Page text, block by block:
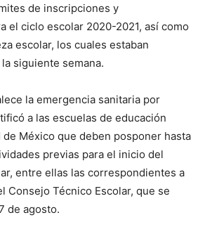
de inscripciones y
el ciclo escolar 2020-2021, así como
escolar, los cuales estaban
siguiente semana.
la emergencia sanitaria por
a las escuelas de educación
de México que deben posponer hasta
previas para el inicio del
entre ellas las correspondientes a
Consejo Técnico Escolar, que se
de agosto.